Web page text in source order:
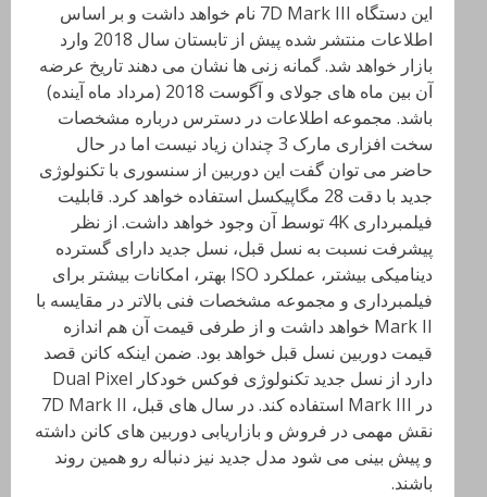
این دستگاه 7D Mark III نام خواهد داشت و بر اساس
اطلاعات منتشر شده پیش از تابستان سال 2018 وارد
بازار خواهد شد. گمانه زنی ها نشان می دهند تاریخ عرضه
آن بین ماه های جولای و آگوست 2018 (مرداد ماه آینده)
باشد. مجموعه اطلاعات در دسترس درباره مشخصات
سخت افزاری مارک 3 چندان زیاد نیست اما در حال
حاضر می توان گفت این دوربین از سنسوری با تکنولوژی
جدید با دقت 28 مگاپیکسل استفاده خواهد کرد. قابلیت
فیلمبرداری 4K توسط آن وجود خواهد داشت. از نظر
پیشرفت نسبت به نسل قبل، نسل جدید دارای گسترده
دینامیکی بیشتر، عملکرد ISO بهتر، امکانات بیشتر برای
فیلمبرداری و مجموعه مشخصات فنی بالاتر در مقایسه با
Mark II خواهد داشت و از طرفی قیمت آن هم اندازه
قیمت دوربین نسل قبل خواهد بود. ضمن اینکه کانن قصد
دارد از نسل جدید تکنولوژی فوکس خودکار Dual Pixel
در Mark III استفاده کند. در سال های قبل، 7D Mark II
نقش مهمی در فروش و بازاریابی دوربین های کانن داشته
و پیش بینی می شود مدل جدید نیز دنباله رو همین روند
باشند.